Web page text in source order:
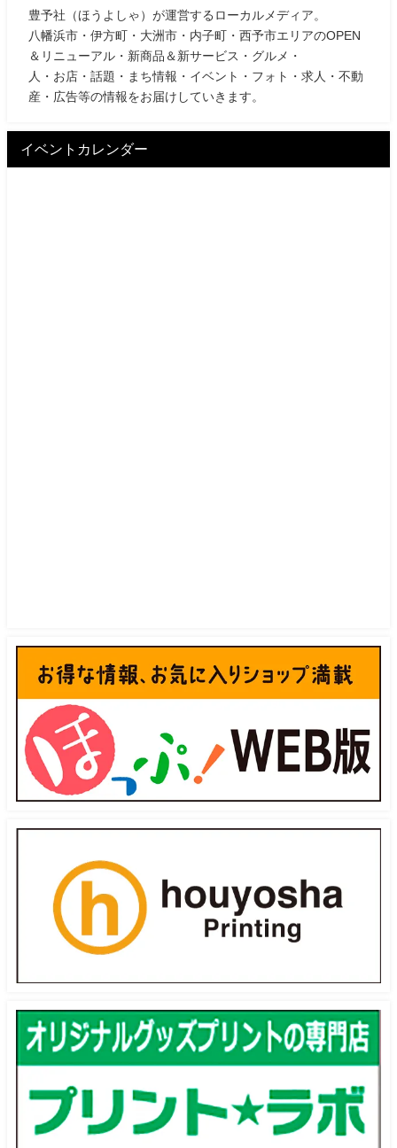
豊予社（ほうよしゃ）が運営するローカルメディア。
八幡浜市・伊方町・大洲市・内子町・西予市エリアのOPEN
＆リニューアル・新商品＆新サービス・グルメ・
人・お店・話題・まち情報・イベント・フォト・求人・不動
産・広告等の情報をお届けしていきます。
イベントカレンダー